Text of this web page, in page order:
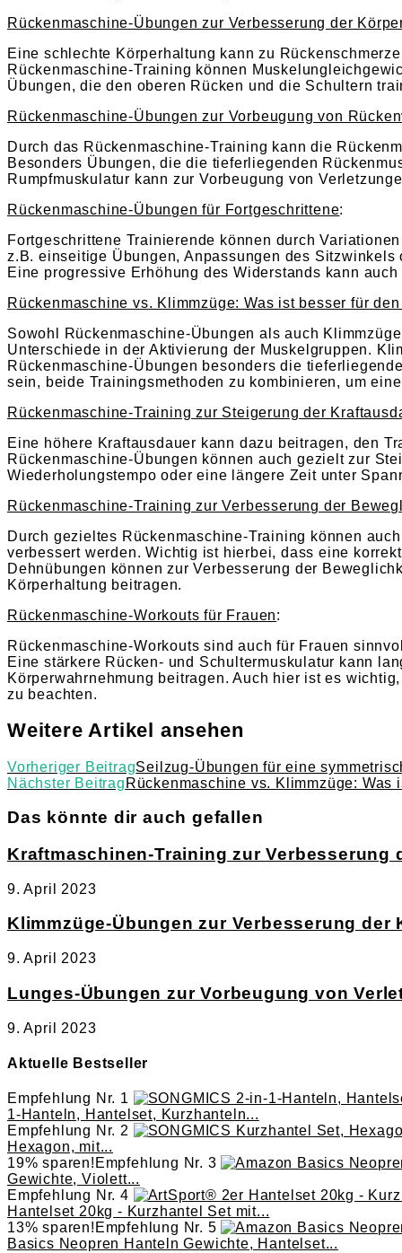
Rückenmaschine-Übungen zur Verbesserung der
Eine schlechte Körperhaltung kann zu
Rückenmaschine-Training können
Übungen, die den oberen Rücken und die Schultern
Rückenmaschine-Übungen zur Vorbeugung von
Durch das Rückenmaschine-Training kann die
Besonders Übungen, die die tieferliegenden
Rumpfmuskulatur kann zur Vorbeugung von
Rückenmaschine-Übungen für Fortgeschrittene:
Fortgeschrittene Trainierende können durch
z.B. einseitige Übungen, Anpassungen des
Eine progressive Erhöhung des Widerstands kann
Rückenmaschine vs. Klimmzüge: Was ist besser für
Sowohl Rückenmaschine-Übungen als auch
Unterschiede in der Aktivierung der Muskelgruppen.
Rückenmaschine-Übungen besonders die
sein, beide Trainingsmethoden zu kombinieren, um
Rückenmaschine-Training zur Steigerung der
Eine höhere Kraftausdauer kann dazu beitragen, den
Rückenmaschine-Übungen können auch gezielt zur
Wiederholungstempo oder eine längere Zeit unter
Rückenmaschine-Training zur Verbesserung der
Durch gezieltes Rückenmaschine-Training können
verbessert werden. Wichtig ist hierbei, dass eine
Dehnübungen können zur Verbesserung der
Körperhaltung beitragen.
Rückenmaschine-Workouts für Frauen:
Rückenmaschine-Workouts sind auch für Frauen
Eine stärkere Rücken- und Schultermuskulatur kann
Körperwahrnehmung beitragen. Auch hier ist es
zu beachten.
Weitere Artikel ansehen
Vorheriger BeitragSeilzug-Übungen für eine
Nächster Beitrag Rückenmaschine vs. Klimmzüge: Was
Das könnte dir auch gefallen
Kraftmaschinen-Training zur Verbesserung
9. April 2023
Klimmzüge-Übungen zur Verbesserung der
9. April 2023
Lunges-Übungen zur Vorbeugung von
9. April 2023
Aktuelle Bestseller
Empfehlung Nr. 1
1-Hanteln, Hantelset, Kurzhanteln...
Empfehlung Nr. 2
Hexagon, mit...
19% sparen! Empfehlung Nr. 3
Gewichte, Violett...
Empfehlung Nr. 4
Hantelset 20kg - Kurzhantel Set mit...
13% sparen! Empfehlung Nr. 5
Basics Neopren Hanteln Gewichte, Hantelset...